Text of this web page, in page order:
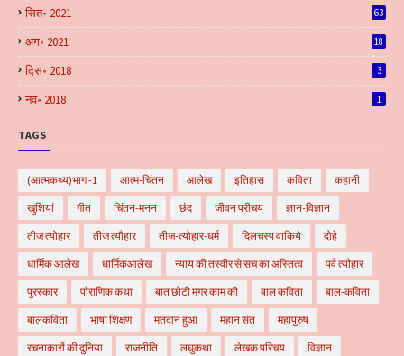
सित॰ 2021 63
अग॰ 2021 18
दिस॰ 2018 3
नव॰ 2018 1
TAGS
(आत्मकथ्य)भाग -1 आत्म-चिंतन आलेख इतिहास कविता कहानी
खुशियां गीत चिंतन-मनन छंद जीवन परीचय ज्ञान-विज्ञान
तीज त्योहार तीज त्यौहार तीज-त्योहार-धर्म दिलचस्प वाकिये दोहे
धार्मिक आलेख धार्मिकआलेख न्याय की तस्वीर से सच का अस्तित्व पर्व त्यौहार
पुरस्कार पौराणिक कथा बात छोटी मगर काम की बाल कविता बाल-कविता
बालकविता भाषा शिक्षण मतदान हुआ महान संत महापुरुष
रचनाकारों की दुनिया राजनीति लघुकथा लेखक परिचय विज्ञान